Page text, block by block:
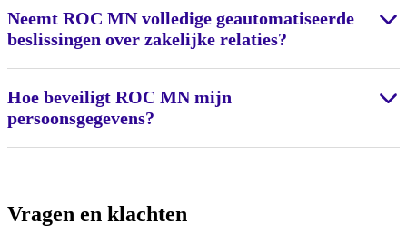
Neemt ROC MN volledige geautomatiseerde
beslissingen over zakelijke relaties?
Hoe beveiligt ROC MN mijn
persoonsgegevens?
Vragen en klachten